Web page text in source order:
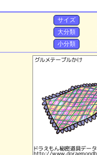
サイズ
大分類
小分類